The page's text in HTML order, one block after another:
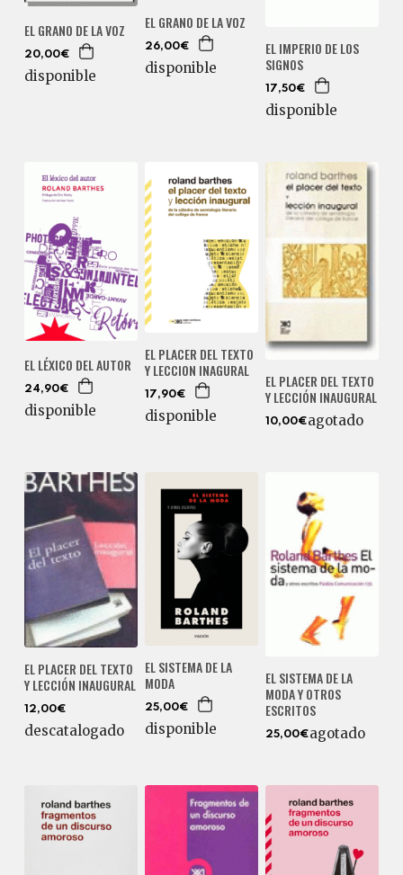
EL GRANO DE LA VOZ
20,00€
disponible
EL GRANO DE LA VOZ
26,00€
disponible
EL IMPERIO DE LOS
SIGNOS
17,50€
disponible
EL LÉXICO DEL AUTOR
24,90€
disponible
EL PLACER DEL TEXTO
Y LECCION INAGURAL
17,90€
disponible
EL PLACER DEL TEXTO
Y LECCIÓN INAUGURAL
10,00€agotado
EL PLACER DEL TEXTO
Y LECCIÓN INAUGURAL
12,00€
descatalogado
EL SISTEMA DE LA
MODA
25,00€
disponible
EL SISTEMA DE LA
MODA Y OTROS
ESCRITOS
25,00€agotado